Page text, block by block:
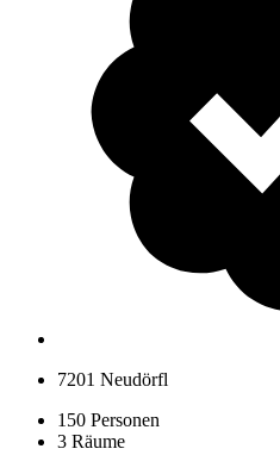
7201 Neudörfl
150 Personen
3 Räume